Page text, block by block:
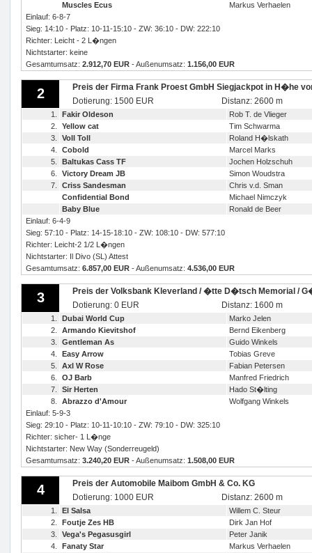
Muscles Ecus
Markus Verhaelen
Einlauf: 6-8-7
Sieg: 14:10 - Platz: 10-11-15:10 - ZW: 36:10 - DW: 222:10
Richter: Leicht - 2 L�ngen
Nichtstarter: keine
Gesamtumsatz: 2.912,70 EUR - Außenumsatz: 1.156,00 EUR
2
Preis der Firma Frank Proest GmbH Siegjackpot in H�he
Dotierung: 1500 EUR
Distanz: 2600 m
1. Fakir Oldeson
Rob T. de Vlieger
2.
Yellow cat
Tim Schwarma
3.
Voll Toll
Roland H�lskath
4.
Cobold
Marcel Marks
5.
Baltukas Cass TF
Jochen Holzschuh
6.
Victory Dream JB
Simon Woudstra
7.
Criss Sandesman
Chris v.d. Sman
Confidential Bond
Michael Nimczyk
Baby Blue
Ronald de Beer
Einlauf: 6-4-9
Sieg: 57:10 - Platz: 14-15-18:10 - ZW: 108:10 - DW: 577:10
Richter: Leicht-2 1/2 L�ngen
Nichtstarter: Il Divo (SL) Attest
Gesamtumsatz: 6.857,00 EUR - Außenumsatz: 4.536,00 EUR
3
Preis der Volksbank Kleverland / �tte D�tsch Memorial /
Dotierung: 0 EUR
Distanz: 1600 m
1. Dubai World Cup
Marko Jelen
2.
Armando Kievitshof
Bernd Eikenberg
3.
Gentleman As
Guido Winkels
4.
Easy Arrow
Tobias Greve
5.
Axl W Rose
Fabian Petersen
6.
OJ Barb
Manfred Friedrich
7.
Sir Herten
Hado St�lting
8.
Abrazzo d'Amour
Wolfgang Winkels
Einlauf: 5-9-3
Sieg: 29:10 - Platz: 10-11-10:10 - ZW: 79:10 - DW: 325:10
Richter: sicher- 1 L�nge
Nichtstarter: New Way (Sonderreugeld)
Gesamtumsatz: 3.240,20 EUR - Außenumsatz: 1.508,00 EUR
4
Preis der Automobile Maibom GmbH & Co. KG
Dotierung: 1000 EUR
Distanz: 2600 m
1. El Salsa
Willem C. Steur
2.
Foutje Zes HB
Dirk Jan Hof
3.
Vega's Pegasusgirl
Peter Janik
4.
Fanaty Star
Markus Verhaelen